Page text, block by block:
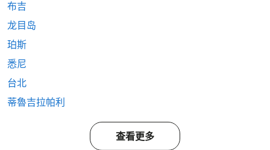
布吉
龙目岛
珀斯
悉尼
台北
蒂魯吉拉帕利
查看更多